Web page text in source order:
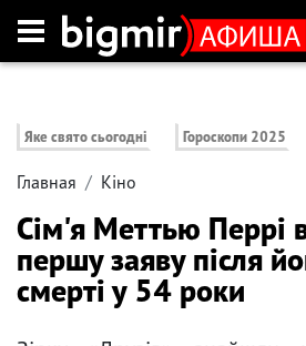
Яке свято сьогодні Гороскопи 2025
Главная Кіно
Сім'я Меттью Перрі
першу заяву після
смерті у 54 роки